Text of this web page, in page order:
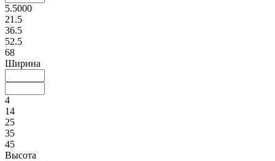
5.5000
21.5
36.5
52.5
68
Ширина
4
14
25
35
45
Высота